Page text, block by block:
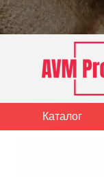
Перейти к
Каталог